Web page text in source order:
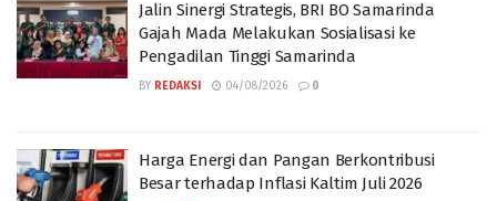
Jalin Sinergi Strategis, BRI BO Samarinda
Gajah Mada Melakukan Sosialisasi ke
Pengadilan Tinggi Samarinda
BY REDAKSI 04/08/2026 0
Harga Energi dan Pangan Berkontribusi
Besar terhadap Inflasi Kaltim Juli 2026